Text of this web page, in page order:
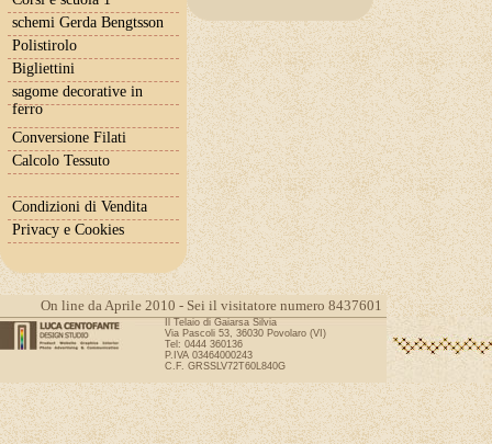
schemi Gerda Bengtsson
Polistirolo
Bigliettini
sagome decorative in
ferro
Conversione Filati
Calcolo Tessuto
Condizioni di Vendita
Privacy e Cookies
On line da Aprile 2010 - Sei il visitatore numero 8437601
Il Telaio di Gaiarsa Silvia
Via Pascoli 53, 36030 Povolaro (VI)
Tel: 0444 360136
P.IVA 03464000243
C.F. GRSSLV72T60L840G